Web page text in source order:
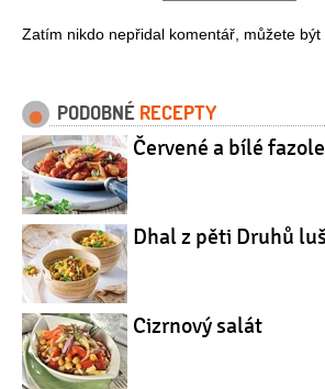
Zatím nikdo nepřidal komentář, můžete být
PODOBNÉ RECEPTY
Červené a bílé
Dhal z pěti Druhů
Cizrnový salát